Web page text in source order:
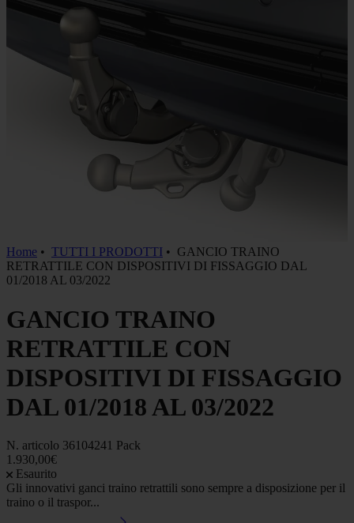
Home • TUTTI I PRODOTTI • GANCIO TRAINO
RETRATTILE CON DISPOSITIVI DI FISSAGGIO DAL
01/2018 AL 03/2022
GANCIO TRAINO
RETRATTILE CON
DISPOSITIVI DI FISSAGGIO
DAL 01/2018 AL 03/2022
N. articolo 36104241 Pack
1.930,00€
Esaurito
Gli innovativi ganci traino retrattili sono sempre a disposizione per il
traino o il traspor...